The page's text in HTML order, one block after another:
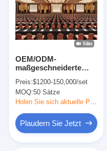
OEM/ODM-
maßgeschneiderte
Collection-Lösung mit
Massivholz für
Clubmöbel
Preis:$1200-150,000/set
MOQ:50 Sätze
Holen Sie sich aktuelle Preis
Plaudern Sie Jetzt